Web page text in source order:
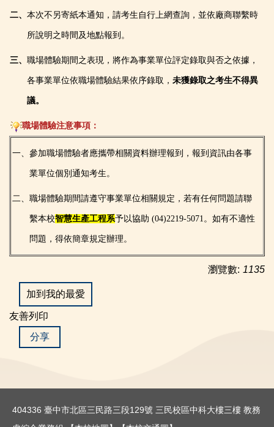
二、本次不另寄紙本通知，請考生自行上網查詢，並依廠商聯繫時
所說明之時間及地點報到。
三、職場體驗期間之表現，將作為事業單位評定錄取與否之依據，
各事業單位依職場體驗結果依序錄取，未獲錄取之考生不得異
議。
職場體驗注意事項：
一、參加職場體驗者應攜帶相關資料辦理報到，報到資訊由各事
業單位個別通知考生。
二、職場體驗期間請遵守事業單位相關規定，若有任何問題請聯
繫本校智慧生產工程系予以協助 (04)2219-5071。如有不適性
問題，得依簡章規定辦理。
瀏覽數: 1135
加到我的最愛
友善列印
分享
404336 臺中市北區三民路三段129號 三民校區中科大樓三樓 教務